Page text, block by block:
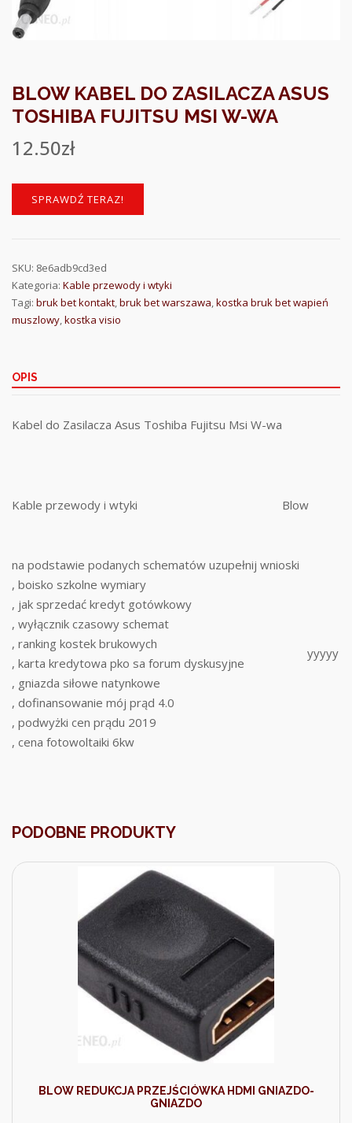
BLOW KABEL DO ZASILACZA ASUS
TOSHIBA FUJITSU MSI W-WA
12.50zł
SPRAWDŹ TERAZ!
SKU: 8e6adb9cd3ed
Kategoria: Kable przewody i wtyki
Tagi: bruk bet kontakt,bruk bet warszawa,kostka bruk bet wapień
muszlowy,kostka visio
OPIS
Kabel do Zasilacza Asus Toshiba Fujitsu Msi W-wa
Kable przewody i wtyki Blow
na podstawie podanych schematów uzupełnij wnioski
, boisko szkolne wymiary
, jak sprzedać kredyt gotówkowy
, wyłącznik czasowy schemat
, ranking kostek brukowych
, karta kredytowa pko sa forum dyskusyjne
, gniazda siłowe natynkowe
, dofinansowanie mój prąd 4.0
, podwyżki cen prądu 2019
, cena fotowoltaiki 6kw
yyyyy
PODOBNE PRODUKTY
BLOW REDUKCJA PRZEJŚCIÓWKA HDMI GNIAZDO-
GNIAZDO